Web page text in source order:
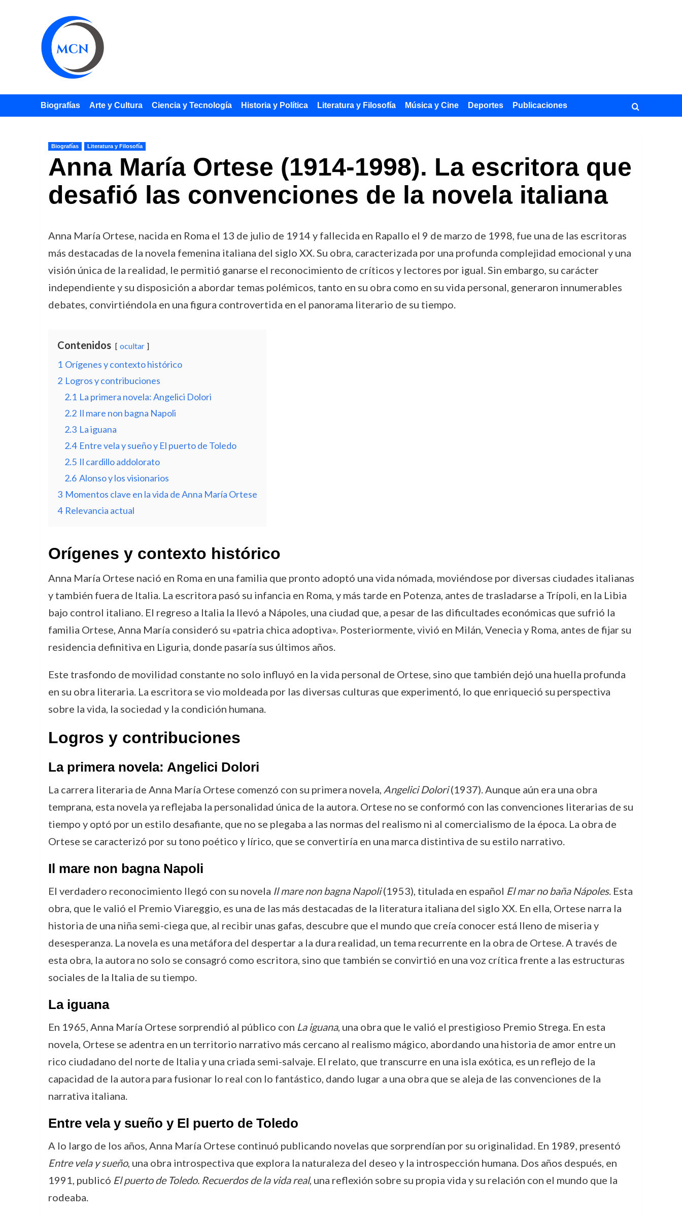
Biografías Arte y Cultura Ciencia y Tecnología Historia y Política Literatura y Filosofía Música y Cine Deportes Publicaciones
Biografías Literatura y Filosofía
Anna María Ortese (1914-1998). La escritora que
desafió las convenciones de la novela italiana
Anna María Ortese, nacida en Roma el 13 de julio de 1914 y fallecida en Rapallo el 9 de marzo de 1998, fue una de las escritoras
más destacadas de la novela femenina italiana del siglo XX. Su obra, caracterizada por una profunda complejidad emocional y una
visión única de la realidad, le permitió ganarse el reconocimiento de críticos y lectores por igual. Sin embargo, su carácter
independiente y su disposición a abordar temas polémicos, tanto en su obra como en su vida personal, generaron innumerables
debates, convirtiéndola en una figura controvertida en el panorama literario de su tiempo.
Contenidos ocultar
1 Orígenes y contexto histórico
2 Logros y contribuciones
2.1 La primera novela: Angelici Dolori
2.2 Il mare non bagna Napoli
2.3 La iguana
2.4 Entre vela y sueño y El puerto de Toledo
2.5 Il cardillo addolorato
2.6 Alonso y los visionarios
3 Momentos clave en la vida de Anna María Ortese
4 Relevancia actual
Orígenes y contexto histórico
Anna María Ortese nació en Roma en una familia que pronto adoptó una vida nómada, moviéndose por diversas ciudades italianas
y también fuera de Italia. La escritora pasó su infancia en Roma, y más tarde en Potenza, antes de trasladarse a Trípoli, en la Libia
bajo control italiano. El regreso a Italia la llevó a Nápoles, una ciudad que, a pesar de las dificultades económicas que sufrió la
familia Ortese, Anna María consideró su «patria chica adoptiva». Posteriormente, vivió en Milán, Venecia y Roma, antes de fijar su
residencia definitiva en Liguria, donde pasaría sus últimos años.
Este trasfondo de movilidad constante no solo influyó en la vida personal de Ortese, sino que también dejó una huella profunda
en su obra literaria. La escritora se vio moldeada por las diversas culturas que experimentó, lo que enriqueció su perspectiva
sobre la vida, la sociedad y la condición humana.
Logros y contribuciones
La primera novela: Angelici Dolori
La carrera literaria de Anna María Ortese comenzó con su primera novela, Angelici Dolori(1937). Aunque aún era una obra
temprana, esta novela ya reflejaba la personalidad única de la autora. Ortese no se conformó con las convenciones literarias de su
tiempo y optó por un estilo desafiante, que no se plegaba a las normas del realismo ni al comercialismo de la época. La obra de
Ortese se caracterizó por su tono poético y lírico, que se convertiría en una marca distintiva de su estilo narrativo.
Il mare non bagna Napoli
El verdadero reconocimiento llegó con su novela Il mare non bagna Napoli(1953), titulada en español El mar no baña Nápoles. Esta
obra, que le valió el Premio Viareggio, es una de las más destacadas de la literatura italiana del siglo XX. En ella, Ortese narra la
historia de una niña semi-ciega que, al recibir unas gafas, descubre que el mundo que creía conocer está lleno de miseria y
desesperanza. La novela es una metáfora del despertar a la dura realidad, un tema recurrente en la obra de Ortese. A través de
esta obra, la autora no solo se consagró como escritora, sino que también se convirtió en una voz crítica frente a las estructuras
sociales de la Italia de su tiempo.
La iguana
En 1965, Anna María Ortese sorprendió al público con La iguana, una obra que le valió el prestigioso Premio Strega. En esta
novela, Ortese se adentra en un territorio narrativo más cercano al realismo mágico, abordando una historia de amor entre un
rico ciudadano del norte de Italia y una criada semi-salvaje. El relato, que transcurre en una isla exótica, es un reflejo de la
capacidad de la autora para fusionar lo real con lo fantástico, dando lugar a una obra que se aleja de las convenciones de la
narrativa italiana.
Entre vela y sueño y El puerto de Toledo
A lo largo de los años, Anna María Ortese continuó publicando novelas que sorprendían por su originalidad. En 1989, presentó
Entre vela y sueño, una obra introspectiva que explora la naturaleza del deseo y la introspección humana. Dos años después, en
1991, publicó El puerto de Toledo. Recuerdos de la vida real, una reflexión sobre su propia vida y su relación con el mundo que la
rodeaba.